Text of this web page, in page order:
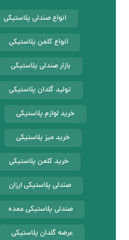
انواع صندلی پلاستیکی
انواع کلمن پلاستیکی
بازار صندلی پلاستیکی
تولید گلدان پلاستیکی
خرید لوازم پلاستیکی
خرید میز پلاستیکی
خرید کلمن پلاستیکی
صندلی پلاستیکی ارزان
صندلی پلاستیکی عمده
عرضه گلدان پلاستیکی